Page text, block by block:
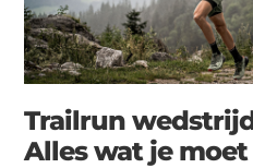
Trailrun
Alles wat je